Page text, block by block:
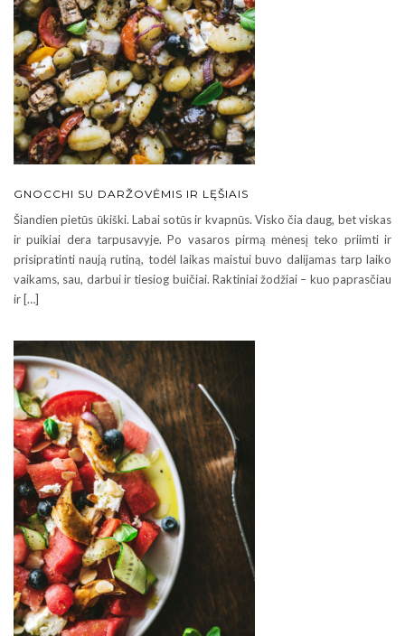
GNOCCHI SU DARŽOVĖMIS IR LĘŠIAIS
Šiandien pietūs ūkiški. Labai sotūs ir kvapnūs. Visko čia daug, bet viskas
ir puikiai dera tarpusavyje. Po vasaros pirmą mėnesį teko priimti ir
prisipratinti naują rutiną, todėl laikas maistui buvo dalijamas tarp laiko
vaikams, sau, darbui ir tiesiog buičiai. Raktiniai žodžiai – kuo paprasčiau
ir […]